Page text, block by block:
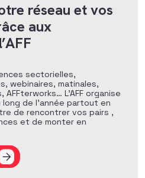
réseau et vos
aux
sectorielles,
webinaires, matinales,
L’AFF organise
de l’année partout en
de rencontrer vos pairs ,
et de monter en